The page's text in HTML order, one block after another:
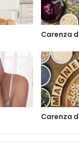
Carenza
Carenza